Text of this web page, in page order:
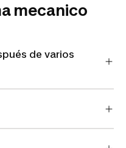
mecanico
de varios